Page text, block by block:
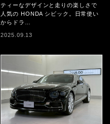
ティーなデザインと走りの楽しさで
人気の HONDA シビック。日常使い
からドラ…
2025.09.13